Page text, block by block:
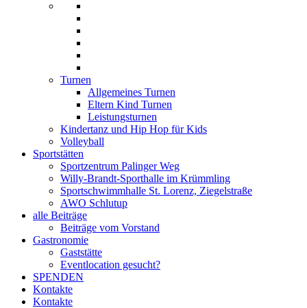
Turnen
Allgemeines Turnen
Eltern Kind Turnen
Leistungsturnen
Kindertanz und Hip Hop für Kids
Volleyball
Sportstätten
Sportzentrum Palinger Weg
Willy-Brandt-Sporthalle im Krümmling
Sportschwimmhalle St. Lorenz, Ziegelstraße
AWO Schlutup
alle Beiträge
Beiträge vom Vorstand
Gastronomie
Gaststätte
Eventlocation gesucht?
SPENDEN
Kontakte
Kontakte